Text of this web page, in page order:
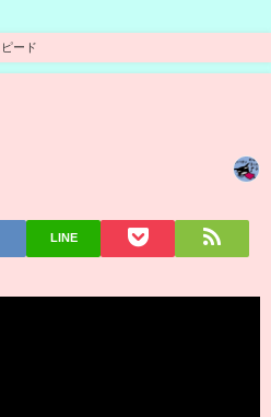
ード
LINE